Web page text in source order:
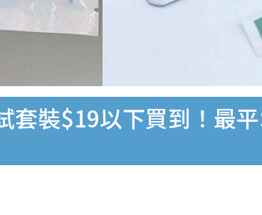
套裝$19以下買到！最